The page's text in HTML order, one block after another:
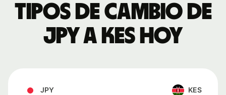
Tipos de cambio de
JPY a KES hoy
JPY KES